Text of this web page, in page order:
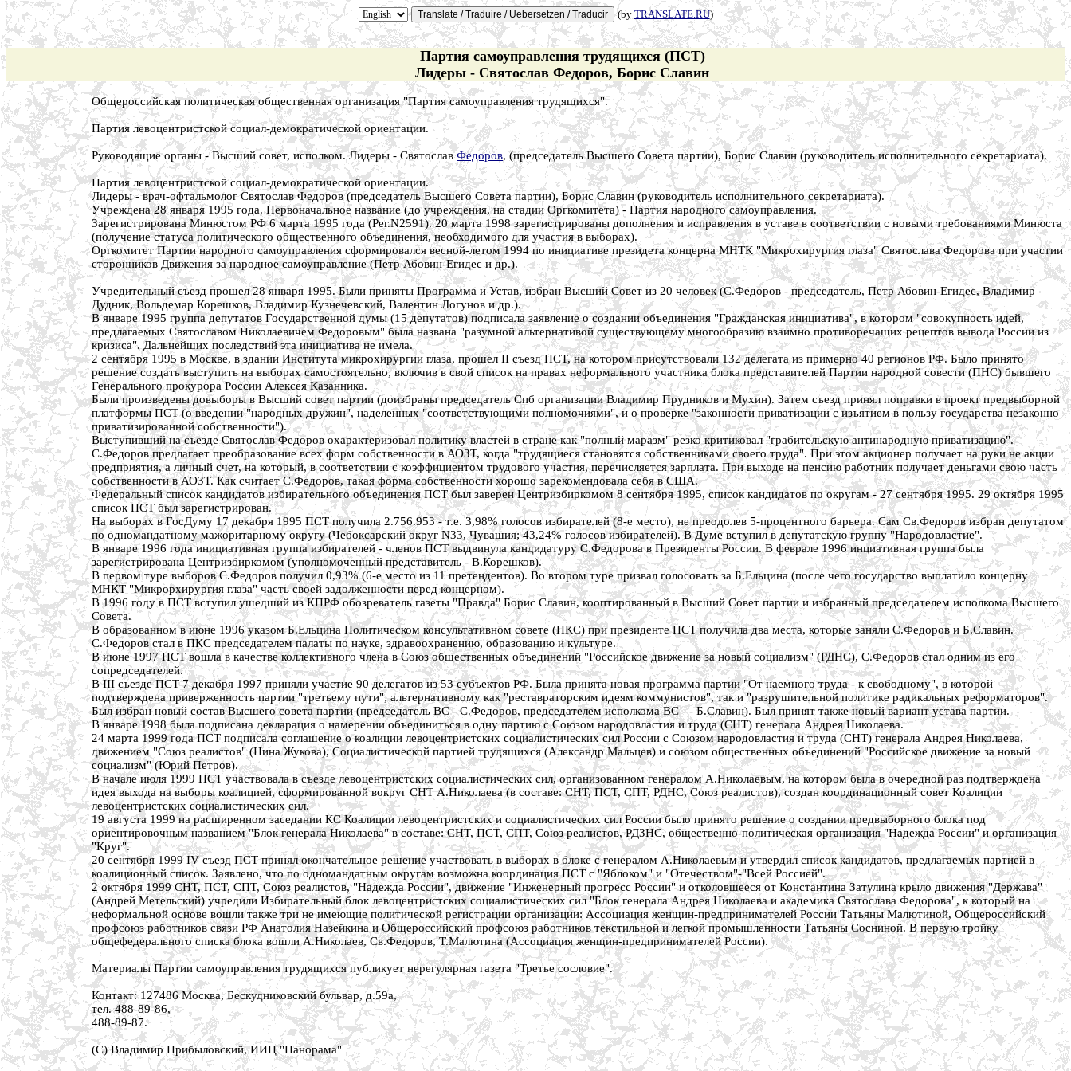
(byTRANSLATE.RU)
Партия самоуправления трудящихся (ПСТ)
Лидеры - Святослав Федоров, Борис Славин
Общероссийская политическая общественная организация "Партия самоуправления трудящихся".
Партия левоцентристской социал-демократической ориентации.
Руководящие органы - Высший совет, исполком. Лидеры - СвятославФедоров, (председатель Высшего Совета партии), Борис Славин (руководитель исполнительного секретариата).
Партия левоцентристской социал-демократической ориентации.
Лидеры - врач-офтальмолог Святослав Федоров (председатель Высшего Совета партии), Борис Славин (руководитель исполнительного секретариата).
Учреждена 28 января 1995 года. Первоначальное название (до учреждения, на стадии Оргкомитета) - Партия народного самоуправления.
Зарегистрирована Минюстом РФ 6 марта 1995 года (Рег.N2591). 20 марта 1998 зарегистрированы дополнения и исправления в уставе в соответствии с новыми требованиями Минюста
(получение статуса политического общественного объединения, необходимого для участия в выборах).
Оргкомитет Партии народного самоуправления сформировался весной-летом 1994 по инициативе президета концерна МНТК "Микрохирургия глаза" Святослава Федорова при участии
сторонников Движения за народное самоуправление (Петр Абовин-Егидес и др.).
Учредительный съезд прошел 28 января 1995. Были приняты Программа и Устав, избран Высший Совет из 20 человек (С.Федоров - председатель, Петр Абовин-Егидес, Владимир
Дудник, Вольдемар Корешков, Владимир Кузнечевский, Валентин Логунов и др.).
В январе 1995 группа депутатов Государственной думы (15 депутатов) подписала заявление о создании объединения "Гражданская инициатива", в котором "совокупность идей,
предлагаемых Святославом Николаевичем Федоровым" была названа "разумной альтернативой существующему многообразию взаимно противоречащих рецептов вывода России из
кризиса". Дальнейших последствий эта инициатива не имела.
2 сентября 1995 в Москве, в здании Института микрохирургии глаза, прошел II съезд ПСТ, на котором присутствовали 132 делегата из примерно 40 регионов РФ. Было принято
решение создать выступить на выборах самостоятельно, включив в свой список на правах неформального участника блока представителей Партии народной совести (ПНС) бывшего
Генерального прокурора России Алексея Казанника.
Были произведены довыборы в Высший совет партии (доизбраны председатель Спб организации Владимир Прудников и Мухин). Затем съезд принял поправки в проект предвыборной
платформы ПСТ (о введении "народных дружин", наделенных "соответствующими полномочиями", и о проверке "законности приватизации с изъятием в пользу государства незаконно
приватизированной собственности").
Выступивший на съезде Святослав Федоров охарактеризовал политику властей в стране как "полный маразм" резко критиковал "грабительскую антинародную приватизацию".
С.Федоров предлагает преобразование всех форм собственности в АОЗТ, когда "трудящиеся становятся собственниками своего труда". При этом акционер получает на руки не акции
предприятия, а личный счет, на который, в соответствии с коэффициентом трудового участия, перечисляется зарплата. При выходе на пенсию работник получает деньгами свою часть
собственности в АОЗТ. Как считает С.Федоров, такая форма собственности хорошо зарекомендовала себя в США.
Федеральный список кандидатов избирательного объединения ПСТ был заверен Центризбиркомом 8 сентября 1995, список кандидатов по округам - 27 сентября 1995. 29 октября 1995
список ПСТ был зарегистрирован.
На выборах в ГосДуму 17 декабря 1995 ПСТ получила 2.756.953 - т.е. 3,98% голосов избирателей (8-е место), не преодолев 5-процентного барьера. Сам Св.Федоров избран депутатом
по одномандатному мажоритарному округу (Чебоксарский округ N33, Чувашия; 43,24% голосов избирателей). В Думе вступил в депутатскую группу "Народовластие".
В январе 1996 года инициативная группа избирателей - членов ПСТ выдвинула кандидатуру С.Федорова в Президенты России. В феврале 1996 инциативная группа была
зарегистрирована Центризбиркомом (уполномоченный представитель - В.Корешков).
В первом туре выборов С.Федоров получил 0,93% (6-е место из 11 претендентов). Во втором туре призвал голосовать за Б.Ельцина (после чего государство выплатило концерну
МНКТ "Микрорхирургия глаза" часть своей задолженности перед концерном).
В 1996 году в ПСТ вступил ушедший из КПРФ обозреватель газеты "Правда" Борис Славин, кооптированный в Высший Совет партии и избранный председателем исполкома Высшего
Совета.
В образованном в июне 1996 указом Б.Ельцина Политическом консультативном совете (ПКС) при президенте ПСТ получила два места, которые заняли С.Федоров и Б.Славин.
С.Федоров стал в ПКС председателем палаты по науке, здравоохранению, образованию и культуре.
В июне 1997 ПСТ вошла в качестве коллективного члена в Союз общественных объединений "Российское движение за новый социализм" (РДНС), С.Федоров стал одним из его
сопредседателей.
В III съезде ПСТ 7 декабря 1997 приняли участие 90 делегатов из 53 субъектов РФ. Была принята новая программа партии "От наемного труда - к свободному", в которой
подтверждена приверженность партии "третьему пути", альтернативному как "реставраторским идеям коммунистов", так и "разрушительной политике радикальных реформаторов".
Был избран новый состав Высшего совета партии (председатель ВС - С.Федоров, председателем исполкома ВС - - Б.Славин). Был принят также новый вариант устава партии.
В январе 1998 была подписана декларация о намерении объединиться в одну партию с Союзом народовластия и труда (СНТ) генерала Андрея Николаева.
24 марта 1999 года ПСТ подписала соглашение о коалиции левоцентристских социалистических сил России с Союзом народовластия и труда (СНТ) генерала Андрея Николаева,
движением "Союз реалистов" (Нина Жукова), Социалистической партией трудящихся (Александр Мальцев) и союзом общественных объединений "Российское движение за новый
социализм" (Юрий Петров).
В начале июля 1999 ПСТ участвовала в съезде левоцентристских социалистических сил, организованном генералом А.Николаевым, на котором была в очередной раз подтверждена
идея выхода на выборы коалицией, сформированной вокруг СНТ А.Николаева (в составе: СНТ, ПСТ, СПТ, РДНС, Союз реалистов), создан координационный совет Коалиции
левоцентристских социалистических сил.
19 августа 1999 на расширенном заседании КС Коалиции левоцентристских и социалистических сил России было принято решение о создании предвыборного блока под
ориентировочным названием "Блок генерала Николаева" в составе: СНТ, ПСТ, СПТ, Союз реалистов, РДЗНС, общественно-политическая организация "Надежда России" и организация
"Круг".
20 сентября 1999 IV съезд ПСТ принял окончательное решение участвовать в выборах в блоке с генералом А.Николаевым и утвердил список кандидатов, предлагаемых партией в
коалиционный список. Заявлено, что по одномандатным округам возможна координация ПСТ с "Яблоком" и "Отечеством"-"Всей Россией".
2 октября 1999 СНТ, ПСТ, СПТ, Союз реалистов, "Надежда России", движение "Инженерный прогресс России" и отколовшееся от Константина Затулина крыло движения "Держава"
(Андрей Метельский) учредили Избирательный блок левоцентристских социалистических сил "Блок генерала Андрея Николаева и академика Святослава Федорова", к который на
неформальной основе вошли также три не имеющие политической регистрации организации: Ассоциация женщин-предпринимателей России Татьяны Малютиной, Общероссийский
профсоюз работников связи РФ Анатолия Назейкина и Общероссийский профсоюз работников текстильной и легкой промышленности Татьяны Сосниной. В первую тройку
общефедерального списка блока вошли А.Николаев, Св.Федоров, Т.Малютина (Ассоциация женщин-предпринимателей России).
Материалы Партии самоуправления трудящихся публикует нерегулярная газета "Третье сословие".
Контакт: 127486 Москва, Бескудниковский бульвар, д.59а,
тел. 488-89-86,
488-89-87.
(C) Владимир Прибыловский, ИИЦ "Панорама"